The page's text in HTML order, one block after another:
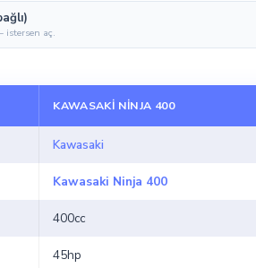
istersen aç.
KAWASAKI NINJA 400
Kawasaki
Kawasaki Ninja 400
400cc
45hp